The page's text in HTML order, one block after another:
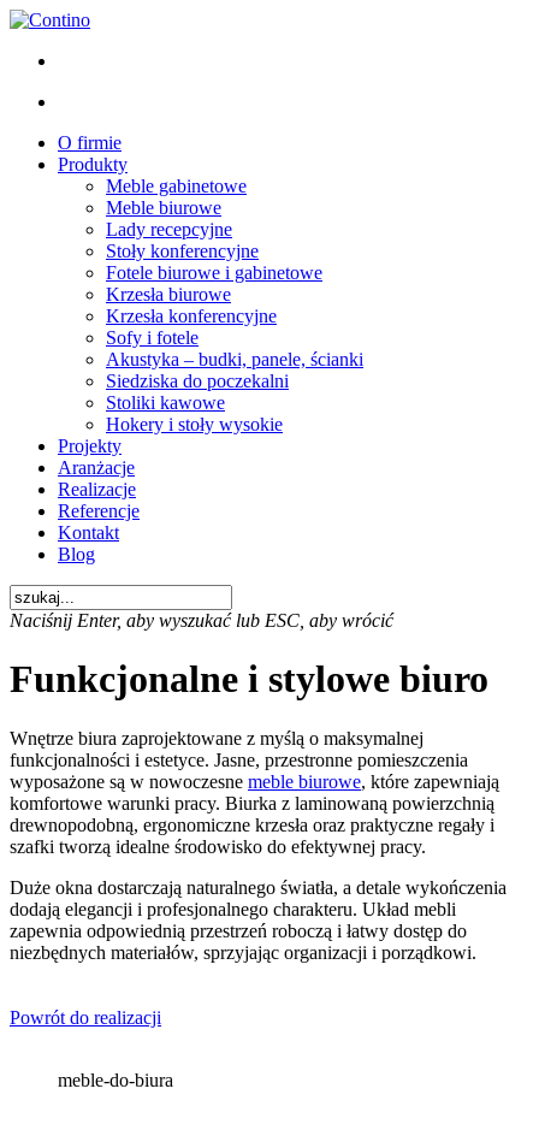
O firmie
Produkty
Meble gabinetowe
Meble biurowe
Lady recepcyjne
Stoły konferencyjne
Fotele biurowe i gabinetowe
Krzesła biurowe
Krzesła konferencyjne
Sofy i fotele
Akustyka – budki, panele, ścianki
Siedziska do poczekalni
Stoliki kawowe
Hokery i stoły wysokie
Projekty
Aranżacje
Realizacje
Referencje
Kontakt
Blog
Naciśnij Enter, aby wyszukać lub ESC, aby wrócić
Funkcjonalne i stylowe biuro
Wnętrze biura zaprojektowane z myślą o maksymalnej
funkcjonalności i estetyce. Jasne, przestronne pomieszczenia
wyposażone są w nowoczesne meble biurowe, które zapewniają
komfortowe warunki pracy. Biurka z laminowaną powierzchnią
drewnopodobną, ergonomiczne krzesła oraz praktyczne regały i
szafki tworzą idealne środowisko do efektywnej pracy.
Duże okna dostarczają naturalnego światła, a detale wykończenia
dodają elegancji i profesjonalnego charakteru. Układ mebli
zapewnia odpowiednią przestrzeń roboczą i łatwy dostęp do
niezbędnych materiałów, sprzyjając organizacji i porządkowi.
Powrót do realizacji
meble-do-biura